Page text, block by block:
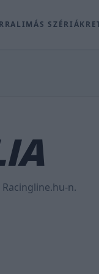
RALIMÁS SZÉRIÁK
n.